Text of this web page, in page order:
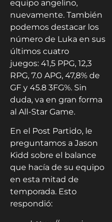
equipo angelino,
nuevamente. También
podemos destacar los
número de Luka en sus
últimos cuatro
juegos: 41,5 PPG, 12,3
RPG, 7.0 APG, 47,8% de
GF y 45.8 3FG%. Sin
duda, va en gran forma
al All-Star Game.
En el Post Partido, le
preguntamos a Jason
Kidd sobre el balance
que hacía de su equipo
en esta mitad de
temporada. Esto
respondió: